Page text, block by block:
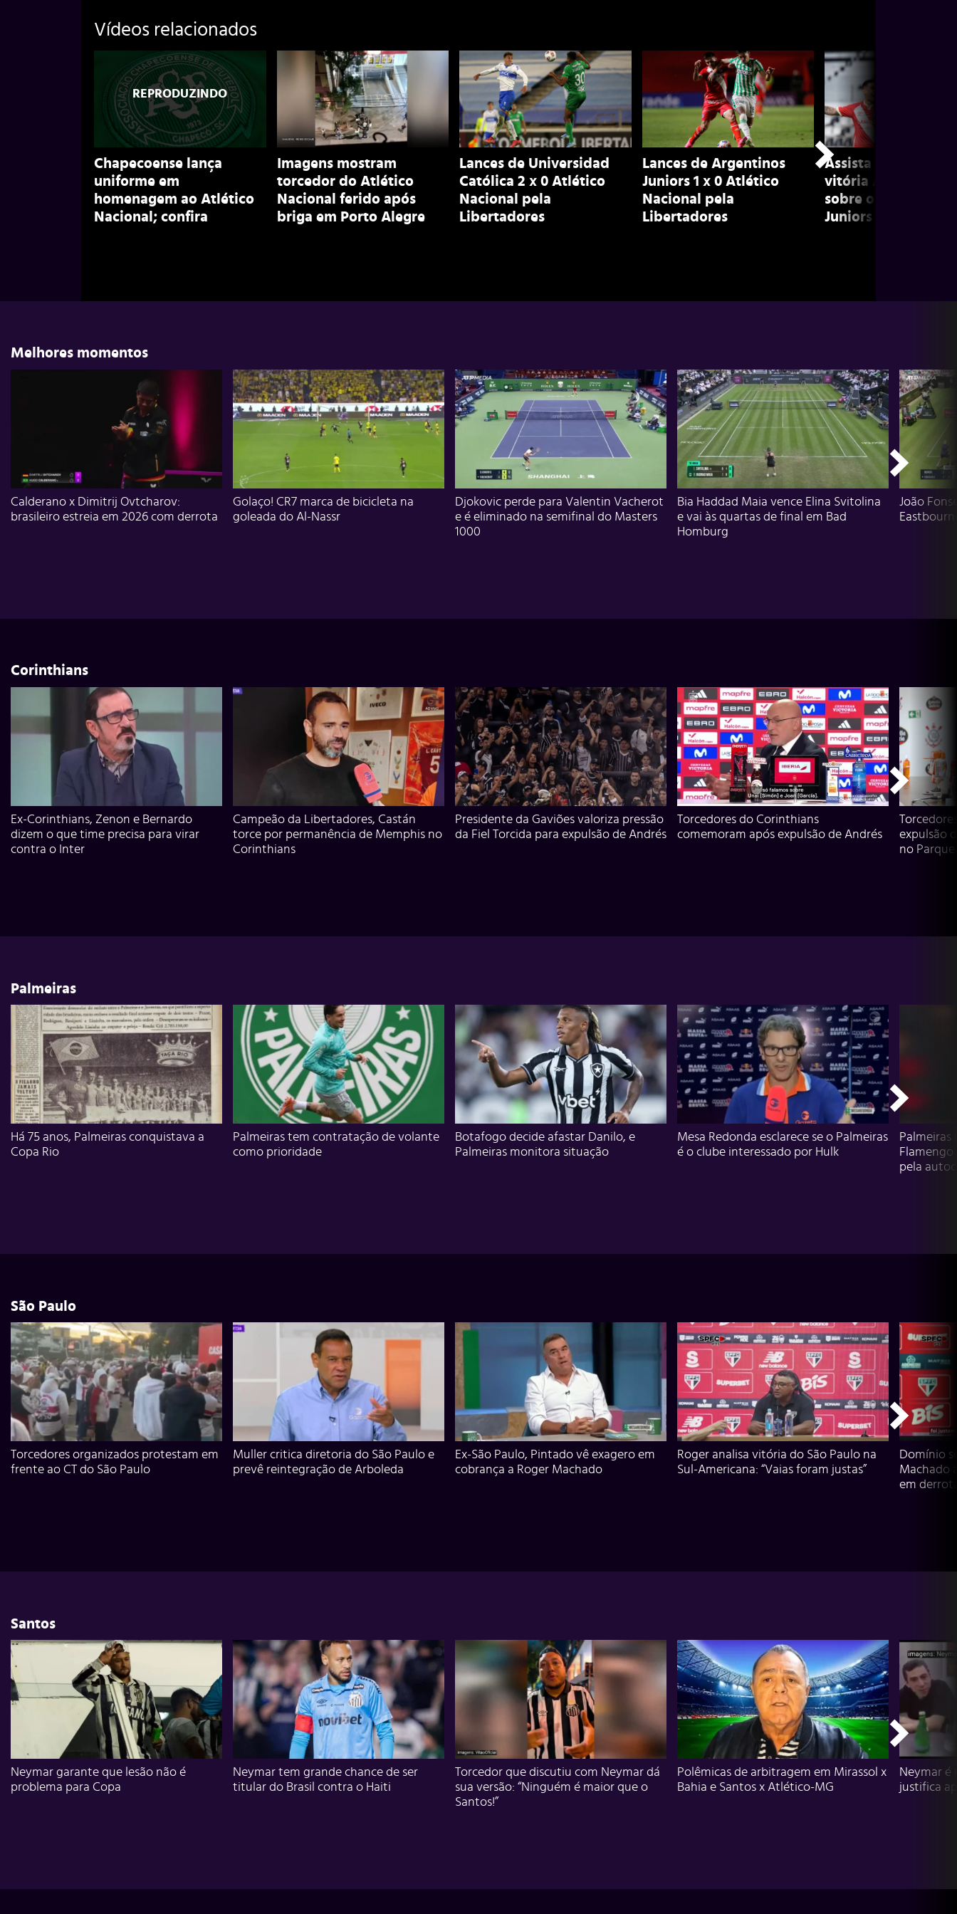
Vídeos relacionados
Chapecoense lança
uniforme em
homenagem ao Atlético
Nacional; confira
Imagens mostram
torcedor do Atlético
Nacional ferido após
briga em Porto Alegre
Lances de Universidad
Católica 2 x 0 Atlético
Nacional pela
Libertadores
Lances de Argentinos
Juniors 1 x 0 Atlético
Nacional pela
Libertadores
Assista aos lances
vitória Atlético
sobre o Argentinos
Juniors pela
Melhores momentos
Calderano x Dimitrij Ovtcharov:
brasileiro estreia em 2026 com derrota
Golaço! CR7 marca de bicicleta na
goleada do Al-Nassr
Djokovic perde para Valentin Vacherot
e é eliminado na semifinal do Masters
1000
Bia Haddad Maia vence Elina Svitolina
e vai às quartas de final em Bad
Homburg
João
Corinthians
Ex-Corinthians, Zenon e Bernardo
dizem o que time precisa para virar
contra o Inter
Campeão da Libertadores, Castán
torce por permanência de Memphis no
Corinthians
Presidente da Gaviões valoriza pressão
da Fiel Torcida para expulsão de Andrés
Torcedores do Corinthians
comemoram após expulsão de Andrés
expulsão
no Parque
Palmeiras
Há 75 anos, Palmeiras conquistava a
Copa Rio
Palmeiras tem contratação de volante
como prioridade
Botafogo decide afastar Danilo, e
Palmeiras monitora situação
Mesa Redonda esclarece se o Palmeiras
é o clube interessado por Hulk
Flamengo
pela
São Paulo
Torcedores organizados protestam em
frente ao CT do São Paulo
Muller critica diretoria do São Paulo e
prevê reintegração de Arboleda
Ex-São Paulo, Pintado vê exagero em
cobrança a Roger Machado
Roger analisa vitória do São Paulo na
Sul-Americana: “Vaias foram justas”
Domínio
Machado
em
Santos
Neymar garante que lesão não é
problema para Copa
Neymar tem grande chance de ser
titular do Brasil contra o Haiti
Torcedor que discutiu com Neymar dá
sua versão: “Ninguém é maior que o
Santos!”
Polêmicas de arbitragem em Mirassol x
Bahia e Santos x Atlético-MG
Neymar é
justifica